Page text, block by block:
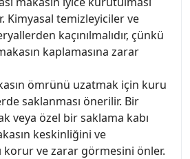
Kimyasal temizleyiciler ve
kaçınılmalıdır, çünkü
kaplamasına zarar
ömrünü uzatmak için kuru
saklanması önerilir. Bir
veya özel bir saklama kabı
keskinliğini ve
korur ve zarar görmesini önler.